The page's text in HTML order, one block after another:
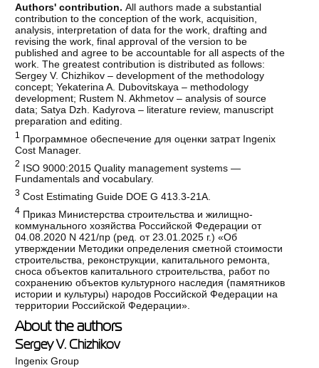
Authors' contribution.All authors made a substantial
contribution to the conception of the work, acquisition,
analysis, interpretation of data for the work, drafting and
revising the work, final approval of the version to be
published and agree to be accountable for all aspects of the
work. The greatest contribution is distributed as follows:
Sergey V. Chizhikov – development of the methodology
concept; Yekaterina A. Dubovitskaya – methodology
development; Rustem N. Akhmetov – analysis of source
data; Satya Dzh. Kadyrova – literature review, manuscript
preparation and editing.
1
Программное обеспечение для оценки затрат Ingenix
Cost Manager.
2 ISO 9000:2015 Quality management systems —
Fundamentals and vocabulary.
3 Cost Estimating Guide DOE G 413.3-21A.
4 Приказ Министерства строительства и жилищно-
коммунального хозяйства Российской Федерации от
04.08.2020 N 421/пр (ред. от 23.01.2025 г.) «Об
утверждении Методики определения сметной стоимости
строительства, реконструкции, капитального ремонта,
сноса объектов капитального строительства, работ по
сохранению объектов культурного наследия (памятников
истории и культуры) народов Российской Федерации на
территории Российской Федерации».
About the authors
Sergey V. Chizhikov
Ingenix Group